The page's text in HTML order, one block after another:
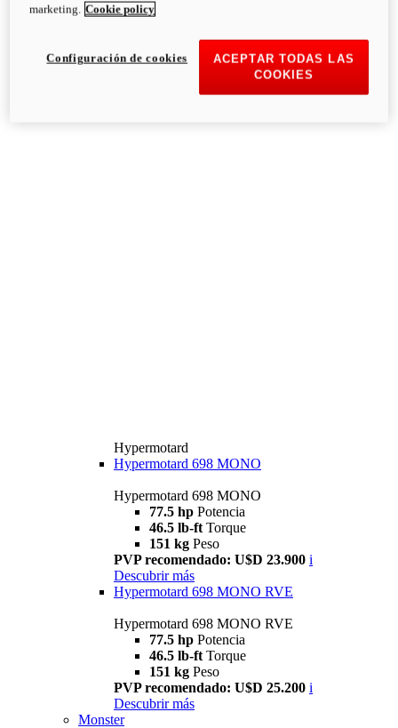
Hypermotard
Hypermotard 698 MONO
Hypermotard 698 MONO
77.5 hp Potencia
46.5 lb-ft Torque
151 kg Peso
PVP recomendado: U$D 23.900 i
Descubrir más
Hypermotard 698 MONO RVE
Hypermotard 698 MONO RVE
77.5 hp Potencia
46.5 lb-ft Torque
151 kg Peso
PVP recomendado: U$D 25.200 i
Descubrir más
Monster
marketing. Cookie policy
ACEPTAR TODAS LAS
COOKIES
Configuración de cookies